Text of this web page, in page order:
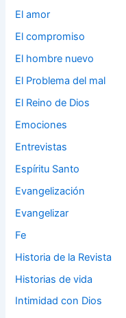
El amor
El compromiso
El hombre nuevo
El Problema del mal
El Reino de Dios
Emociones
Entrevistas
Espíritu Santo
Evangelización
Evangelizar
Fe
Historia de la Revista
Historias de vida
Intimidad con Dios